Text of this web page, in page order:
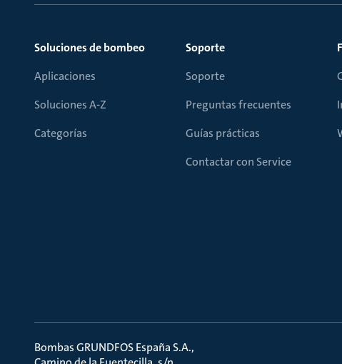
Soluciones de bombeo
Aplicaciones
Soluciones A-Z
Categorías
Soporte
Soporte
Preguntas frecuentes
Guías prácticas
Contactar con Service
Bombas GRUNDFOS España S.A.